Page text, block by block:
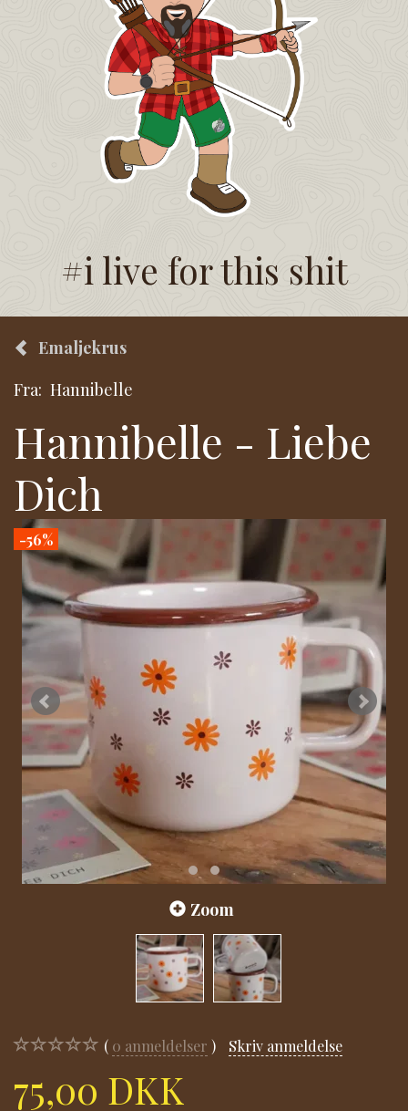
#i live for this shit
Emaljekrus
Fra: Hannibelle
Hannibelle - Liebe
Dich
-56%
Zoom
0 anmeldelser Skriv anmeldelse
75,00 DKK